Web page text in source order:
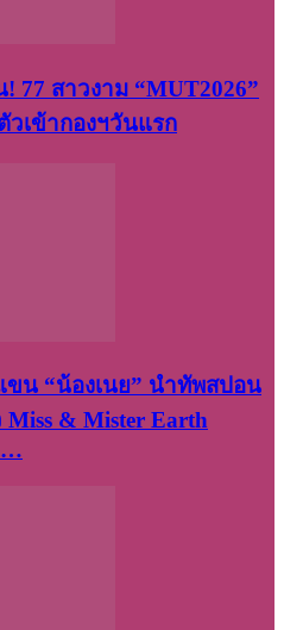
! 77 สาวงาม “MUT2026”
วเข้ากองฯวันแรก
ขน “น้องเนย” นำทัพสปอน
Miss & Mister Earth